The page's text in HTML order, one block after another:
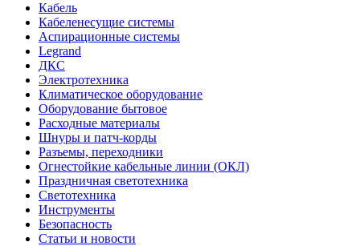
Кабель
Кабеленесущие системы
Аспирационные системы
Legrand
ДКС
Электротехника
Климатическое оборудование
Оборудование бытовое
Расходные материалы
Шнуры и патч-корды
Разъемы, переходники
Огнестойкие кабельные линии (ОКЛ)
Праздничная светотехника
Светотехника
Инструменты
Безопасность
Статьи и новости